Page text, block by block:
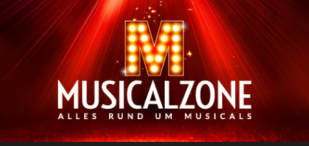
Musicalzone.de